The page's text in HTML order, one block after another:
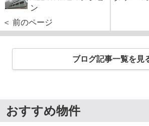
ン
＜ 前のページ
ブログ記事一覧を見
おすすめ物件